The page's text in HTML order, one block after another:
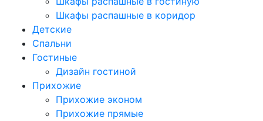
Шкафы распашные в коридор
Детские
Спальни
Гостиные
Дизайн гостиной
Прихожие
Прихожие эконом
Прихожие прямые